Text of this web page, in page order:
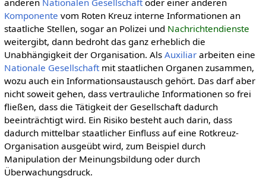
anderen Natio­nalen Gesell­schaftoder einer anderen
Komponente vom Roten Kreuz interne Informationen an
staatliche Stellen, sogar an Polizei und Nachrichtendienste
weitergibt, dann bedroht das ganz erheblich die
Unabhängigkeit der Organisation. Als Auxiliararbeiten eine
Nationale Gesellschaftmit staatlichen Organen zusammen,
wozu auch ein Informationsaustausch gehört. Das darf aber
nicht soweit gehen, dass vertrauliche Informationen so frei
fließen, dass die Tätigkeit der Gesellschaft dadurch
beeinträchtigt wird. Ein Risiko besteht auch darin, dass
dadurch mittelbar staatlicher Einfluss auf eine Rotkreuz-
Organisation ausgeübt wird, zum Beispiel durch
Manipulation der Meinungsbildung oder durch
Überwachungsdruck.